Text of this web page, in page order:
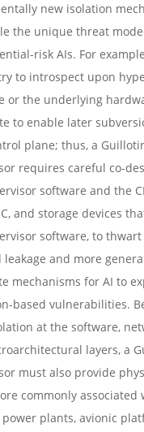
new isolation
the unique threat
risk AIs. For
to introspect upon
or the underlying
to enable later
plane; thus, a
requires careful co-
software and the
and storage devices
software, to thwart
leakage and more
mechanisms for AI to
based vulnerabilities.
at the software,
layers, a
must also provide
commonly associated
plants, avionic